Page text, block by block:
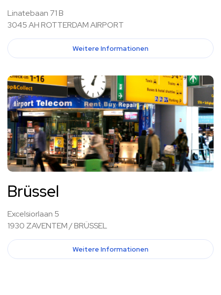
Linatebaan 71 B
3045 AH ROTTERDAM AIRPORT
Weitere Informationen
Brüssel
Excelsiorlaan 5
1930 ZAVENTEM / BRÜSSEL
Weitere Informationen